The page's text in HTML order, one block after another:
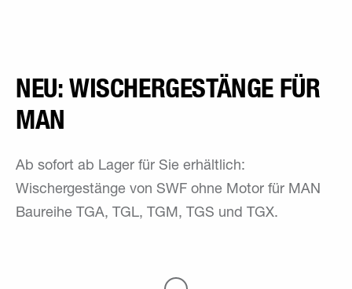
NEU: WISCHERGESTÄNGE FÜR
MAN
Ab sofort ab Lager für Sie erhältlich:
Wischergestänge von SWF ohne Motor für MAN
Baureihe TGA, TGL, TGM, TGS und TGX.